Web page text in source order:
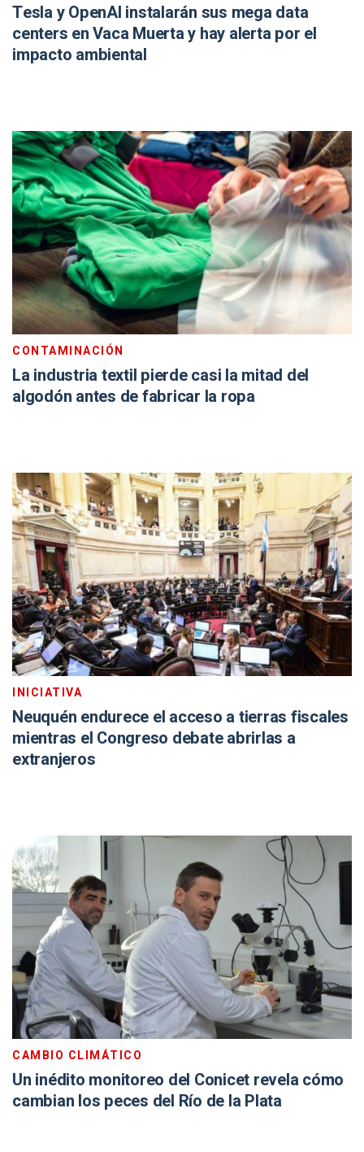
Tesla y OpenAI instalarán sus mega data
centers en Vaca Muerta y hay alerta por el
impacto ambiental
CONTAMINACIÓN
La industria textil pierde casi la mitad del
algodón antes de fabricar la ropa
INICIATIVA
Neuquén endurece el acceso a tierras fiscales
mientras el Congreso debate abrirlas a
extranjeros
CAMBIO CLIMÁTICO
Un inédito monitoreo del Conicet revela cómo
cambian los peces del Río de la Plata